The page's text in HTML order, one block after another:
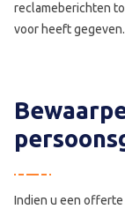
reclameberichten
voor heeft gegeven.
Indien u een offerte